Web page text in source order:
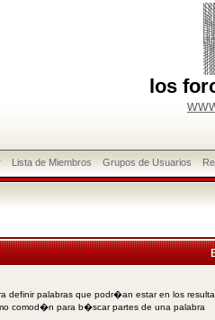
los
Lista de Miembros Grupos de Usuarios
definir palabras que podr�an estar en los
comod�n para b�scar partes de una palabra